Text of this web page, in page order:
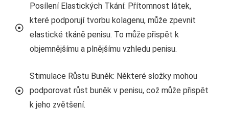
Posílení Elastických Tkání: Přítomnost látek,
které podporují tvorbu kolagenu, může zpevnit
elastické tkáně penisu. To může přispět k
objemnějšímu a plnějšímu vzhledu penisu.
Stimulace Růstu Buněk: Některé složky mohou
podporovat růst buněk v penisu, což může přispět
k jeho zvětšení.